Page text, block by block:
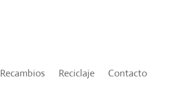
Recambios Reciclaje Contacto